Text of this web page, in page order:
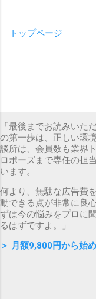
トップページ
「最後までお読みいた
の第一歩は、正しい環
談所は、会員数も業界
ロポーズまで専任の担
います。
何より、無駄な広告費
動できる点が非常に良
ずは今の悩みをプロに
るはずですよ。」
＞ 月額9,800円から始